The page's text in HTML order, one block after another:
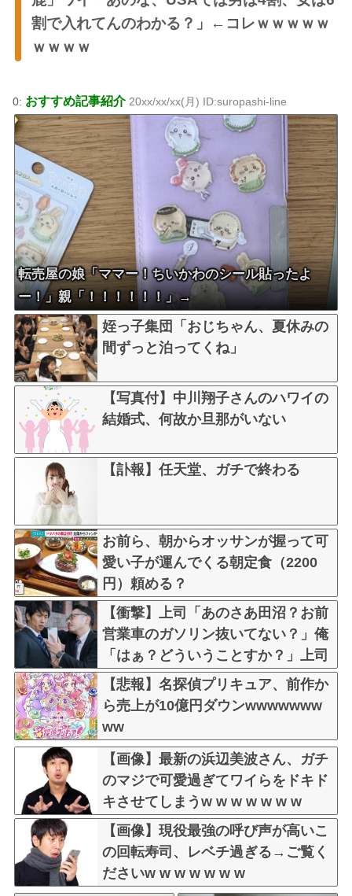
割で入れてんのわかる？」←コレｗｗｗｗｗ
ｗｗｗｗ
0: おすすめ記事紹介20xx/xx/xx(月) ID:suropashi-line
転売屋の娘「ママー！ちいかわのシール貼ったよ
ー！」親「！！！！！！」→
姪っ子集団「おじちゃん、夏休みの
間ずっと泊ってくね」
【写真付】中川翔子さんのハワイの
結婚式、何故か旦那がいない
【訃報】任天堂、ガチで終わる
お前ら、朝からオッサンが握って可
愛い子が運んでくる朝定食（2200
円）頼める？
【衝撃】上司「あのさあ田沼？お前
営業車のガソリン抜いてない？」俺
「はぁ？どういうことすか？」上司
「自分の車に入れ替えたりしてな
い？？」←これw w w w w w
【悲報】名探偵プリキュア、前作か
ら売上が10億円ダウンwwwwwww
ww
【画像】最新の浜辺美波さん、ガチ
のマジで可愛過ぎてワイらをドキド
キさせてしまうw w w w w w w
【画像】現役最強の呼び声が高いこ
の回転寿司、レベチ過ぎる→ご覧く
ださいw w w w w w w